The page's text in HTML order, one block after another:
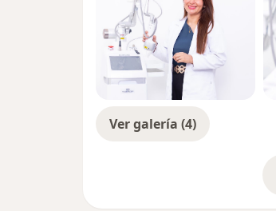
Ver galería (4)